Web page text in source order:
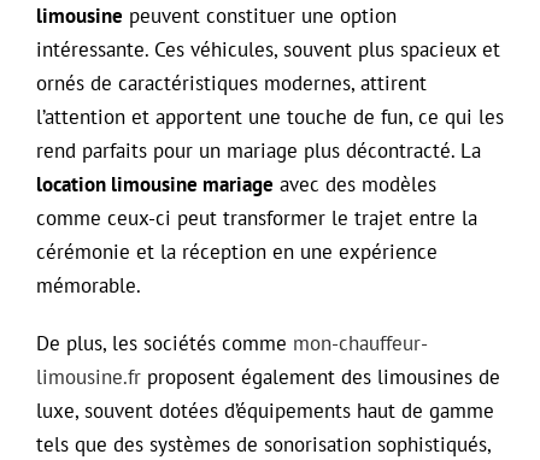
limousine peuvent constituer une option
intéressante. Ces véhicules, souvent plus spacieux et
ornés de caractéristiques modernes, attirent
l’attention et apportent une touche de fun, ce qui les
rend parfaits pour un mariage plus décontracté. La
location limousine mariage avec des modèles
comme ceux-ci peut transformer le trajet entre la
cérémonie et la réception en une expérience
mémorable.
De plus, les sociétés comme mon-chauffeur-
limousine.fr proposent également des limousines de
luxe, souvent dotées d’équipements haut de gamme
tels que des systèmes de sonorisation sophistiqués,